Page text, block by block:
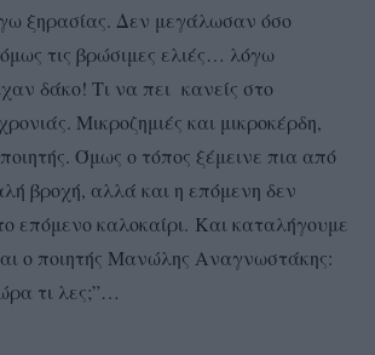
ξηρασίας. Δεν μεγάλωσαν όσο
τις βρώσιμες ελιές… λόγω
δάκο! Τι να πει κανείς στο
Μικροζημιές και μικροκέρδη,
Όμως ο τόπος ξέμεινε πια από
βροχή, αλλά και η επόμενη δεν
επόμενο καλοκαίρι. Και καταλήγουμε
ο ποιητής Μανώλης Αναγνωστάκης:
τι λες;”…